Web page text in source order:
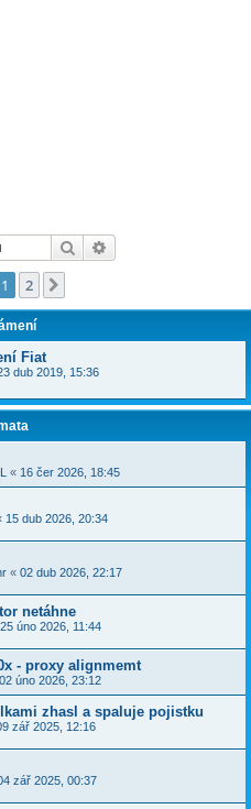
Hledat
1 2
Fiat
dub 2019, 15:36
« 16 čer 2026, 18:45
15 dub 2026, 20:34
« 02 dub 2026, 22:17
netáhne
25 úno 2026, 11:44
- proxy alignmemt
02 úno 2026, 23:12
zhasl a spaluje pojistku
zář 2025, 12:16
zář 2025, 00:37